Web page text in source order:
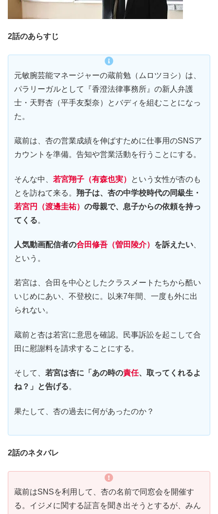
2話のあらすじ
元敏腕芸能マネージャーの蔵前勉（ムロツヨシ）は、
パラリーガルとして『香澄法律事務所』の新人弁護
士・天野杏（平手友梨奈）とバディを組むことになっ
た。
蔵前は、杏の営業成績を伸ばすために仕事用のSNSア
カウントを準備。告知や営業活動を行うことにする。
そんな中、 若宮翔子（有森也実）
という女性が杏のも
とを訪ねて来る。 翔子は、杏の中学校時代の同級生・
若宮円（渡邊圭祐） の母親で、息子からの依頼を持っ
てくる。
人気動画配信者の合田修吾（曽田陵介） を訴えたい
という。
若宮は、合田を中心としたクラスメートたちから酷い
いじめにあい、不登校に。以来7年間、一度も外に出
られない。
蔵前と杏は若宮に意思を確認。民事訴訟を起こして合
田に慰謝料を請求することにする。
そして、 若宮は杏に「あの時の責任、取ってくれるよ
ね？」と告げる。
果たして、杏の過去に何があったのか？
2話のネタバレ
蔵前はSNSを利用して、杏の名前で同窓会を開催す
る。イジメに関する証言を聞き出そうとするが、みん